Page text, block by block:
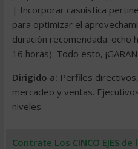
| Incorporar casuística
para optimizar el
duración recomendada: ocho
16 horas). Todo esto,
Dirigido a: Perfiles
mercadeo y ventas.
niveles.
Contrate Los CINCO EJES